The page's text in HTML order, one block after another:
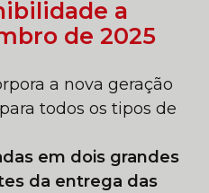
a
de 2025
a nova geração
todos os tipos de
em dois grandes
da entrega das